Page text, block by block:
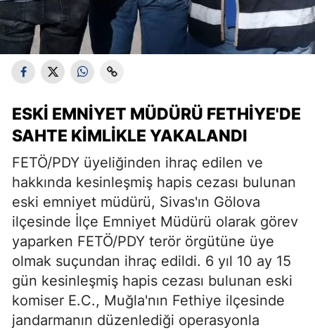
ESKI EMNIYET MÜDÜRÜ FETHIYE'DE
SAHTE KIMLIKLE YAKALANDI
FETÖ/PDY üyeliğinden ihraç edilen ve
hakkında kesinleşmiş hapis cezası bulunan
eski emniyet müdürü, Sivas'ın Gölova
ilçesinde İlçe Emniyet Müdürü olarak görev
yaparken FETÖ/PDY terör örgütüne üye
olmak suçundan ihraç edildi. 6 yıl 10 ay 15
gün kesinleşmiş hapis cezası bulunan eski
komiser E.C., Muğla'nın Fethiye ilçesinde
jandarmanın düzenlediği operasyonla